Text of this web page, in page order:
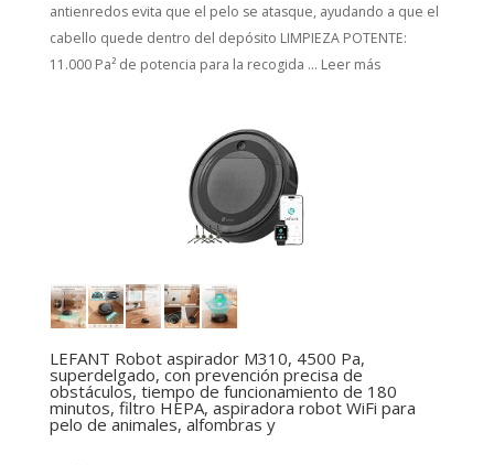
antienredos evita que el pelo se atasque, ayudando a que el
cabello quede dentro del depósito LIMPIEZA POTENTE:
11.000 Pa² de potencia para la recogida ... Leer más
LEFANT Robot aspirador M310, 4500 Pa,
superdelgado, con prevención precisa de
obstáculos, tiempo de funcionamiento de 180
minutos, filtro HEPA, aspiradora robot WiFi para
pelo de animales, alfombras y